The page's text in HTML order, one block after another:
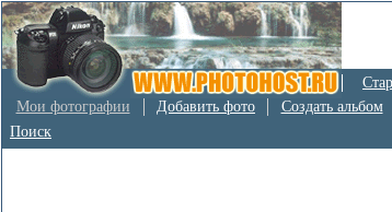
Мои фотографии
Добавить фото Создать альбом
Поиск